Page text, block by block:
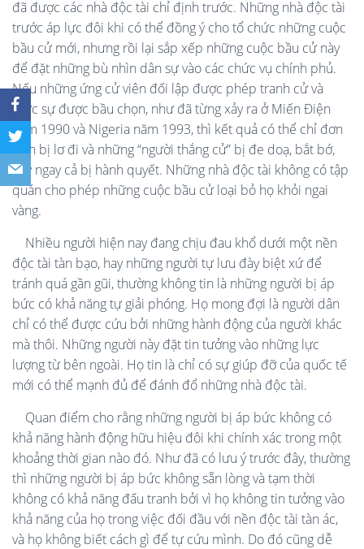
đã được các nhà độc tài chỉ định trước. Những nhà độc tài
trước áp lực đôi khi có thể đồng ý cho tổ chức những cuộc
bầu cử mới, nhưng rồi lại sắp xếp những cuộc bầu cử này
để đặt những bù nhìn dân sự vào các chức vụ chính phủ.
Nếu những ứng cử viên đối lập được phép tranh cử và
thực sự được bầu chọn, như đã từng xảy ra ở Miến Điện
năm 1990 và Nigeria năm 1993, thì kết quả có thể chỉ đơn
giản bị lơ đi và những “người thắng cử” bị đe doạ, bắt bớ,
hay ngay cả bị hành quyết. Những nhà độc tài không có tập
quán cho phép những cuộc bầu cử loại bỏ họ khỏi ngai
vàng.
Nhiều người hiện nay đang chịu đau khổ dưới một nền
độc tài tàn bạo, hay những người tự lưu đày biệt xứ để
tránh quá gần gũi, thường không tin là những người bị áp
bức có khả năng tự giải phóng. Họ mong đợi là người dân
chỉ có thể được cứu bởi những hành động của người khác
mà thôi. Những người này đặt tin tưởng vào những lực
lượng từ bên ngoài. Họ tin là chỉ có sự giúp đỡ của quốc tế
mới có thể mạnh đủ để đánh đổ những nhà độc tài.
Quan điểm cho rằng những người bị áp bức không có
khả năng hành động hữu hiệu đôi khi chính xác trong một
khoảng thời gian nào đó. Như đã có lưu ý trước đây, thường
thì những người bị áp bức không sẵn lòng và tạm thời
không có khả năng đấu tranh bởi vì họ không tin tưởng vào
khả năng của họ trong việc đối đầu với nền độc tài tàn ác,
và họ không biết cách gì để tự cứu mình. Do đó cũng dễ